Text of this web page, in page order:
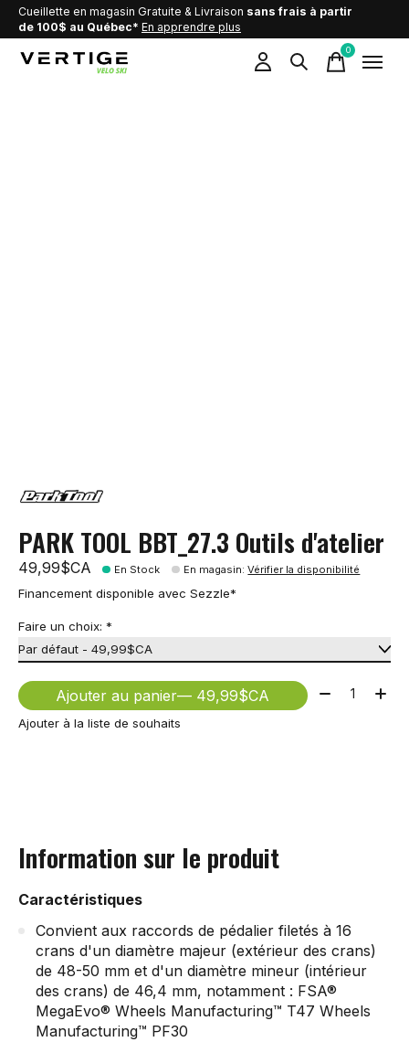
Cueillette en magasin Gratuite & Livraison sans frais à partir
de 100$ au Québec* En apprendre plus
0items
PARK TOOL BBT_27.3 Outils d'atelier
49,99$CA En Stock En magasin:Vérifier la disponibilité
Financement disponible avec Sezzle*
Faire un choix: *
Ajouter au panier — 49,99$CA Quantité:
Ajouter à la liste de souhaits
Information sur le produit
Caractéristiques
Convient aux raccords de pédalier filetés à 16
crans d'un diamètre majeur (extérieur des crans)
de 48-50 mm et d'un diamètre mineur (intérieur
des crans) de 46,4 mm, notamment : FSA®
MegaEvo® Wheels Manufacturing™ T47 Wheels
Manufacturing™ PF30